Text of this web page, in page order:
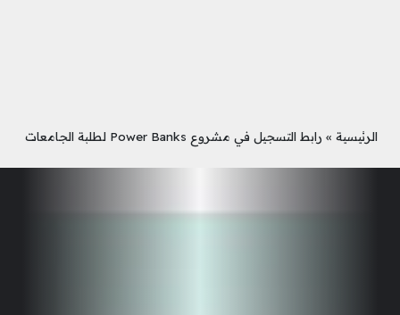
الرئيسية » رابط التسجيل في مشروع Power Banks لطلبة الجامعات